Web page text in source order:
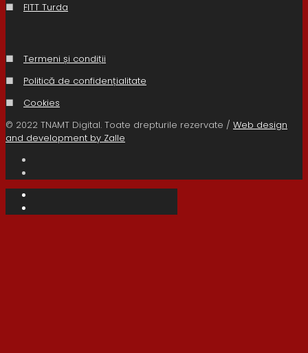
■
FITT Turda
■
Termeni și condiții
■
Politică de confidențialitate
■
Cookies
© 2022 TNAMT Digital. Toate drepturile rezervate / Web design
and development by Zalle